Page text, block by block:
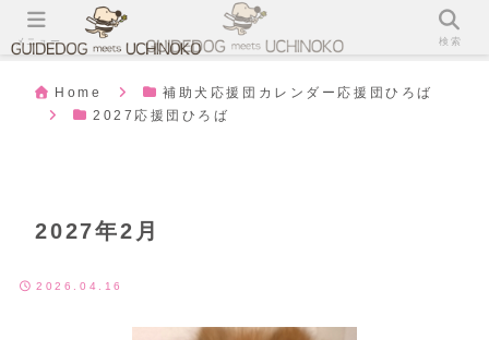
Home
補助犬応援団カレンダー応援団ひろば
2027応援団ひろば
2027年2月
2026.04.16
メニュー 検索